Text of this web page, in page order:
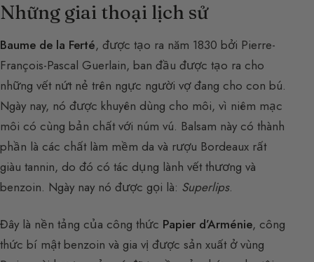
Những giai thoại lịch sử
Baume de la Ferté, được tạo ra năm 1830 bởi Pierre-
François-Pascal Guerlain, ban đầu được tạo ra cho
những vết nứt nẻ trên ngực người vợ đang cho con bú.
Ngày nay, nó được khuyên dùng cho môi, vì niêm mạc
môi có cùng bản chất với núm vú. Balsam này có thành
phần là các chất làm mềm da và rượu Bordeaux rất
giàu tannin, do đó có tác dụng lành vết thương và
benzoin. Ngày nay nó được gọi là: Superlips.
Đây là nền tảng của công thức Papier d’Arménie, công
thức bí mật benzoin và gia vị được sản xuất ở vùng